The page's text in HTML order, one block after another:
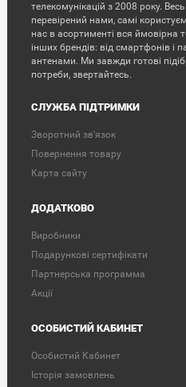
телекомунікацій з 2008 року.
перевірений нами, самі
нас в асортименті вся ймовірна
інших брендів: від смартфонів і
антенами. Ми завжди готові
потреби, звертайтесь.
СЛУЖБА ПІДТРИМКИ
Зворотний зв'язок
Повернення товару
Карта сайту
ДОДАТКОВО
Виробники
Подарункові сертифікати
Партнерська программа
Акції
ОСОБИСТИЙ КАБИНЕТ
Особистий Кабинет
Історія замовлень